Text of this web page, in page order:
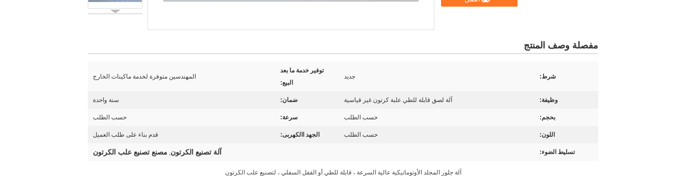
مفصلة وصف المنتج
شرط: جديد
توفير خدمة ما بعد
البيع:
المهندسين متوفرة لخدمة ماكينات الخارج
وظيفة: آلة لصق قابلة للطي علبة كرتون غير قياسية ضمان: سنة واحدة
بحجم: حسب الطلب سرعة: حسب الطلب
اللون: حسب الطلب الجهد االكهربى: قدم بناء على طلب العميل
تسليط الضوء: آلة تصنيع الكرتون, مصنع تصنيع علب الكرتون
آلة جلور المجلد الأوتوماتيكية عالية السرعة ، قابلة للطي أو القفل السفلي ، لتصنيع علب الكرتون